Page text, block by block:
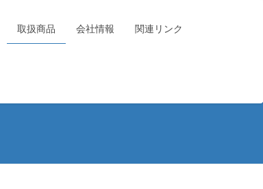
取扱商品 会社情報 関連リンク